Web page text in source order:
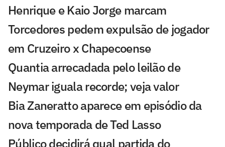
Henrique e Kaio Jorge marcam
Torcedores pedem expulsão de jogador
em Cruzeiro x Chapecoense
Quantia arrecadada pelo leilão de
Neymar iguala recorde; veja valor
Bia Zaneratto aparece em episódio da
nova temporada de Ted Lasso
Público decidirá qual partida do